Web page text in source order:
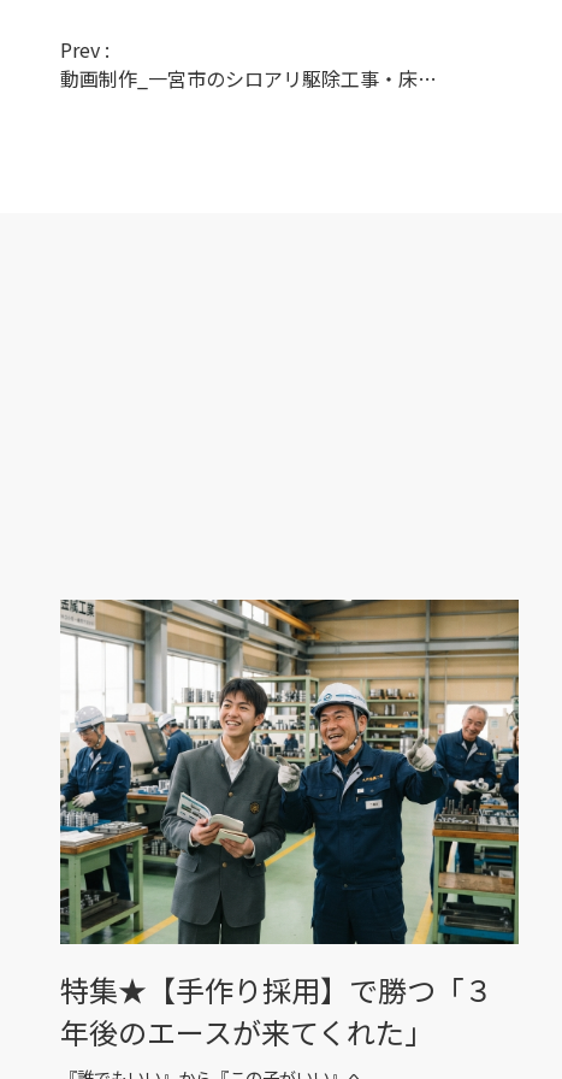
Prev :
動画制作_一宮市のシロアリ駆除工事・床下点検の株式会社アイ・エコアップさん_会社紹介、リクルート
特集★【手作り採用】で勝つ「３
年後のエースが来てくれた」